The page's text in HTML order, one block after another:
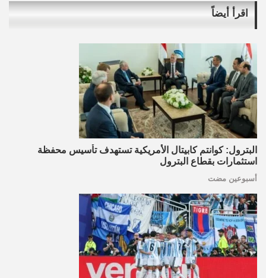
اقرأ أيضاً
البترول: كوانتم كابيتال الأمريكية تستهدف تأسيس محفظة
استثمارات بقطاع البترول
أسبوعين مضت